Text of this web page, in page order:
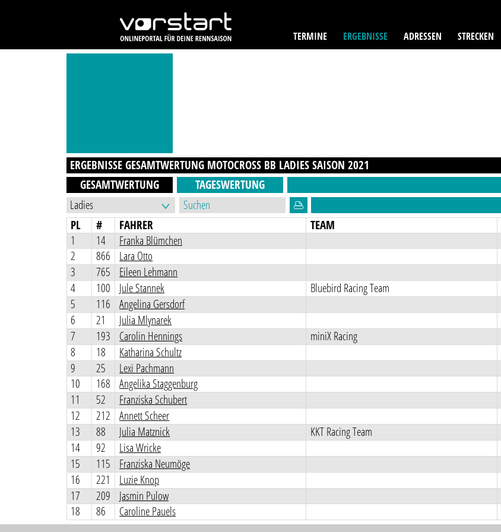
TERMINE ERGEBNISSE ADRESSEN STRECKEN
ERGEBNISSE GESAMTWERTUNG MOTOCROSS BB LADIESSAISON2021
GESAMTWERTUNG
TAGESWERTUNG
PL # FAHRER TEAM
1
14 Franka Blümchen
2
866 Lara Otto
3
765 Eileen Lehmann
4
100 Jule Stannek Bluebird Racing Team
5
116 Angelina Gersdorf
6
21 Julia Mlynarek
7
193 Carolin Hennings miniX Racing
8
18 Katharina Schultz
9
25 Lexi Pachmann
10
168 Angelika Staggenburg
11
52 Franziska Schubert
12
212 Annett Scheer
13
88 Julia Matznick KKT Racing Team
14
92 Lisa Wricke
15
115 Franziska Neumöge
16
221 Luzie Knop
17
209 Jasmin Pulow
18
86 Caroline Pauels